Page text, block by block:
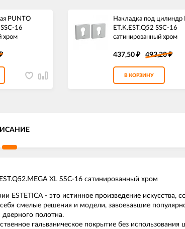
PUNTO
16
хром
Накладка под цилиндр
ET.K.EST.Q52 SSC-16
сатинированный хром
437,50 ₽ 493,20₽
В КОРЗИНУ
XL SSC-16 сатинированный хром
ESTETICA - это истинное произведение
смелые решения и модели, завоевавшие
полотна.
гальваническое покрытие без использования